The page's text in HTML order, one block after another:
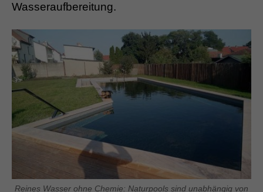
Wasseraufbereitung.
Reines Wasser ohne Chemie: Naturpools sind unabhängig von